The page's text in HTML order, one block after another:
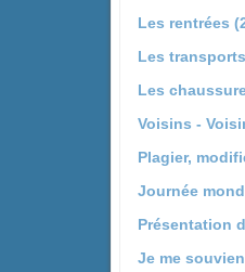
Les rentrées
Les
Les
Voisins -
Plagier,
Journée
Présentation
Je me